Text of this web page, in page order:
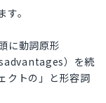
。
に動詞原形
）を続
クトの」と形容詞